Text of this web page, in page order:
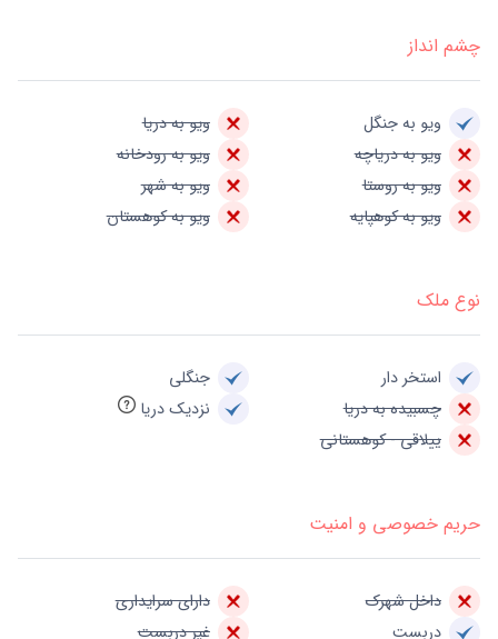
چشم انداز
ویو به جنگل
ویو به دریا
ویو به دریاچه
ویو به رودخانه
ویو به روستا
ویو به شهر
ویو به کوهپایه
ویو به کوهستان
نوع ملک
استخر دار
جنگلی
چسبیده به دریا
نزدیک دریا
ییلاقی - کوهستانی
حریم خصوصی و امنیت
داخل شهرک
دارای سرایداری
دربست
غیر دربست